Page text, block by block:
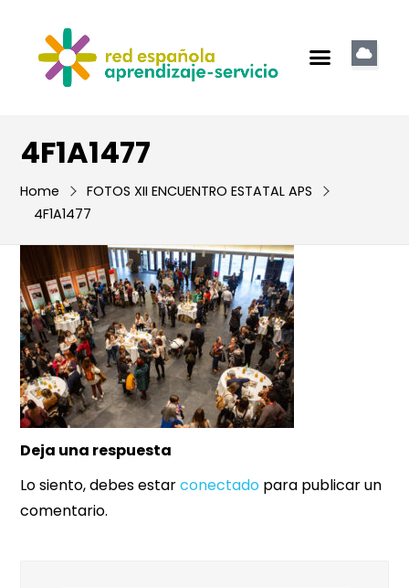
4F1A1477
Home
FOTOS XII ENCUENTRO ESTATAL APS
4F1A1477
Deja una respuesta
Lo siento, debes estarconectado para publicar un
comentario.